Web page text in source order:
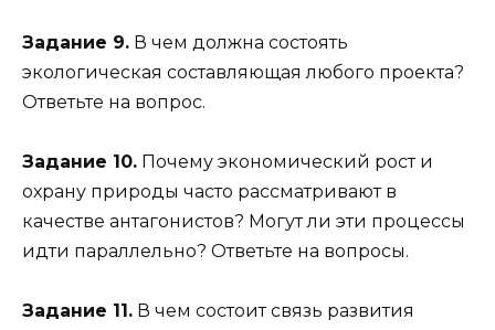
Задание 9. В чем должна состоять
экологическая составляющая любого проекта?
Ответьте на вопрос.
Задание 10. Почему экономический рост и
охрану природы часто рассматривают в
качестве антагонистов? Могут ли эти процессы
идти параллельно? Ответьте на вопросы.
Задание 11. В чем состоит связь развития